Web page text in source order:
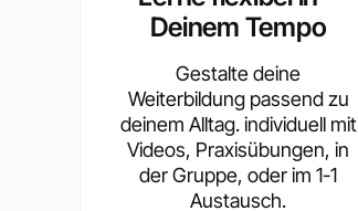
Deinem Tempo
Gestalte deine
Weiterbildung passend zu
deinem Alltag. individuell mit
Videos, Praxisübungen, in
der Gruppe, oder im 1-1
Austausch.